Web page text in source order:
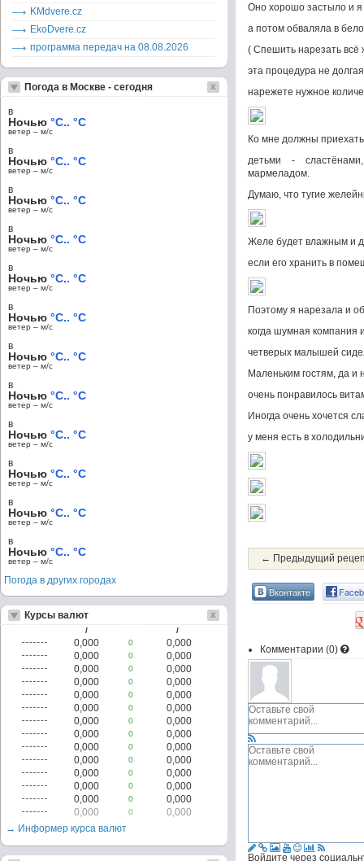
Оно хорошо застыло и я
а потом обваляла в
( Спешить нарезать всё
эта процедура не
нарежете нужное
Ко мне должны
детьми -
мармеладом.
Думаю, что тугие
Желе будет влажным и
если его хранить в
Поэтому я нарезала и
когда шумная компания
четверых малышей
Маленьким гостям, да и
очень понравилось
Иногда очень хочется
у меня есть в
← Предыдущий
Вконтакте
Комментарии (0)
Войдите через
KMdvere.cz
EkoDvere.cz
программа передач на 08.08.2026
Погода в Москве - сегодня
в
Ночью °C.. °C
ветер – м/c
в
Ночью °C.. °C
ветер – м/c
в
Ночью °C.. °C
ветер – м/c
в
Ночью °C.. °C
ветер – м/c
в
Ночью °C.. °C
ветер – м/c
в
Ночью °C.. °C
ветер – м/c
в
Ночью °C.. °C
ветер – м/c
в
Ночью °C.. °C
ветер – м/c
в
Ночью °C.. °C
ветер – м/c
в
Ночью °C.. °C
ветер – м/c
в
Ночью °C.. °C
ветер – м/c
в
Ночью °C.. °C
ветер – м/c
Погода в других городах
Курсы валют
/ /
0,000 0
0,000
0,000
0
0,000
0,000
0
0,000
0,000
0
0,000
0,000
0
0,000
0,000
0
0,000
0,000
0
0,000
0,000
0
0,000
0,000
0
0,000
0,000
0
0,000
0,000
0
0,000
0,000
0
0,000
0,000
0
0,000
0,000
0
0,000
→ Информер курса валют